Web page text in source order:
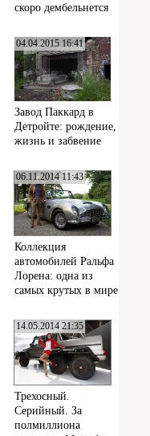
скоро дембельнется
04.04.2015 16:41
Завод Паккард в
Детройте: рождение,
жизнь и забвение
06.11.2014 11:43
Коллекция
автомобилей Ральфа
Лорена: одна из
самых крутых в мире
14.05.2014 21:35
Трехосный.
Серийный. За
полмиллиона